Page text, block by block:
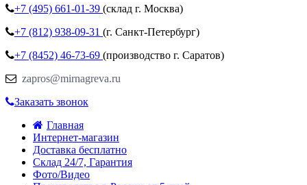
+7 (495) 661-01-39 (склад г. Москва)
+7 (812) 938-09-31 (г. Санкт-Петербург)
+7 (8452) 46-73-69 (производство г. Саратов)
zapros@mirnagreva.ru
Заказать звонок
Главная
Интернет-магазин
Доставка бесплатно
Склад 24/7, Гарантия
Фото/Видео